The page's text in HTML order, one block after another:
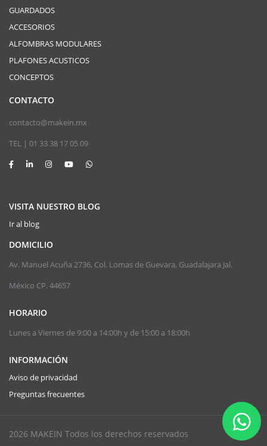
GUARDADOS
ACCESORIOS
ALFOMBRAS MODULARES
PLAFONES ACUSTICOS
CONCEPTOS
CONTACTO
contacto@makein.mx
TEL | 01 33 38 17 05 09
VISITA NUESTRO BLOG
Ir al blog
DOMICILIO
Av. Manuel Acuña 2736, Col. Lomas de Guevara, Guadalajara Jal.
México CP. 44657
HORARIO
Lunes a Viernes de 9:00 a 14:00h y de 15:00 a 18:00h
INFORMACIÓN
Aviso de privacidad
Preguntas frecuentes
2026 MAKEIN Todos los derechos reservados